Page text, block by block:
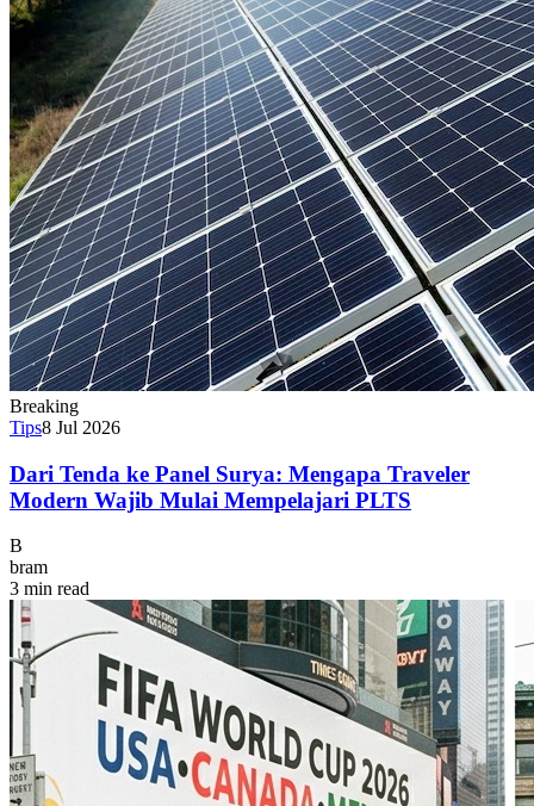
Breaking
Tips8 Jul 2026
Dari Tenda ke Panel Surya: Mengapa Traveler
Modern Wajib Mulai Mempelajari PLTS
B
bram
3 min read